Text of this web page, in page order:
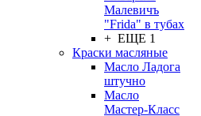
Малевичъ
"Frida" в тубах
+ ЕЩЕ 1
Краски масляные
Масло Ладога
штучно
Масло
Мастер-Класс